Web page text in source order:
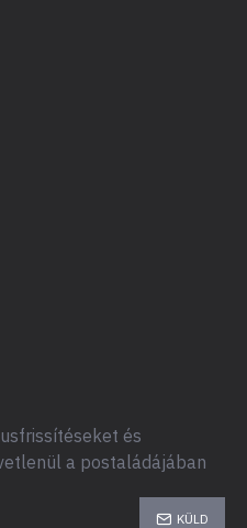
és
a postaládájában
KÜLD